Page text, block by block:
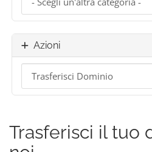
Azioni
Trasferisci il tuo